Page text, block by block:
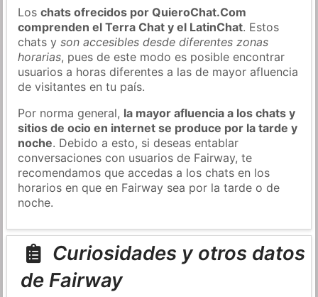
Loschats ofrecidos por QuieroChat.Com
comprenden el Terra Chat y el LatinChat. Estos
chats yson accesibles desde diferentes zonas
horarias, pues de este modo es posible encontrar
usuarios a horas diferentes a las de mayor afluencia
de visitantes en tu país.
Por norma general, la mayor afluencia a los chats y
sitios de ocio en internet se produce por la tarde y
noche. Debido a esto, si deseas entablar
conversaciones con usuarios de Fairway, te
recomendamos que accedas a los chats en los
horarios en que en Fairway sea por la tarde o de
noche.
Curiosidades y otros datos
de Fairway